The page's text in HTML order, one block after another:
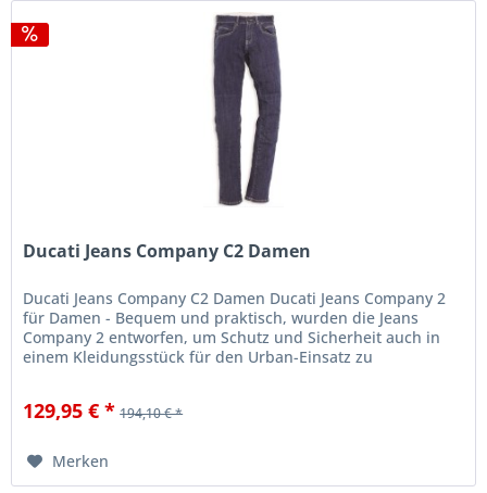
Ducati Jeans Company C2 Damen
Ducati Jeans Company C2 Damen Ducati Jeans Company 2
für Damen - Bequem und praktisch, wurden die Jeans
Company 2 entworfen, um Schutz und Sicherheit auch in
einem Kleidungsstück für den Urban-Einsatz zu
129,95 € * 194,10 € *
Merken